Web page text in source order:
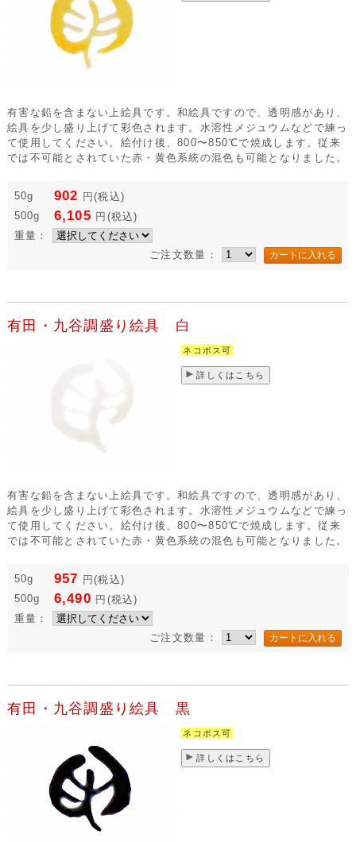
有害な鉛を含まない上絵具です。和絵具ですので、透明感があり、
絵具を少し盛り上げて彩色されます。水溶性メジュウムなどで練っ
て使用してください。絵付け後、800〜850℃で焼成します。従来
では不可能とされていた赤・黄色系統の混色も可能となりました。
50g 902 円(税込)
500g
6,105 円 (税込)
重量：
ご注文数量：
有田・九谷調盛り絵具 白
ネコポス可
詳しくはこちら
有害な鉛を含まない上絵具です。和絵具ですので、透明感があり、
絵具を少し盛り上げて彩色されます。水溶性メジュウムなどで練っ
て使用してください。絵付け後、800〜850℃で焼成します。従来
では不可能とされていた赤・黄色系統の混色も可能となりました。
50g 957 円 (税込)
500g
6,490 円 (税込)
重量：
ご注文数量：
有田・九谷調盛り絵具 黒
ネコポス可
詳しくはこちら